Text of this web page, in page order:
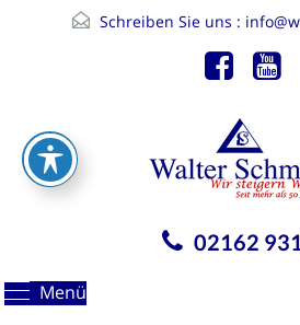
Schreiben Sie uns :
02162
Menü